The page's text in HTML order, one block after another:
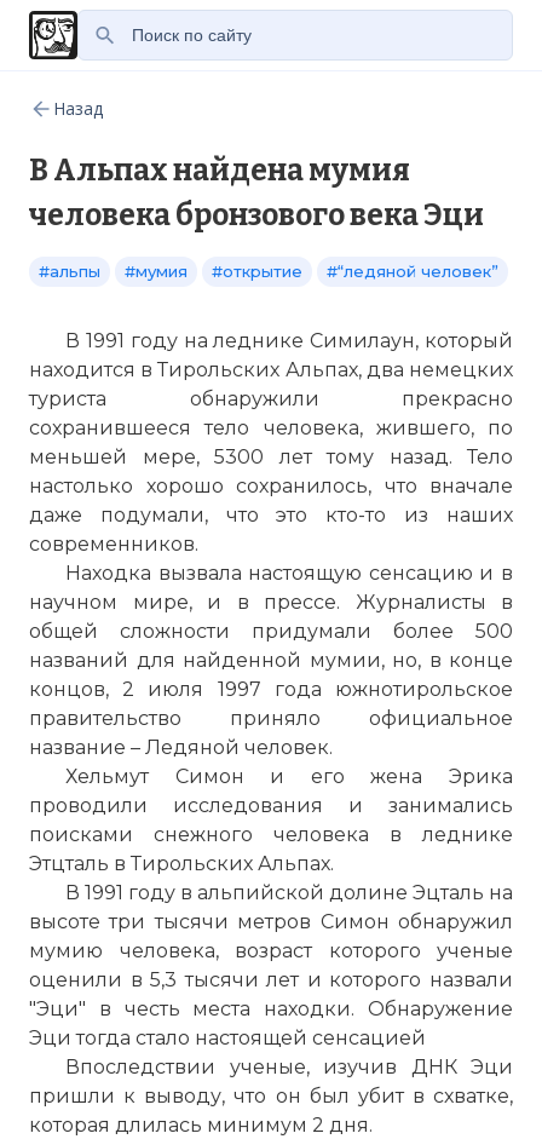
Назад
В Альпах найдена мумия
человека бронзового века Эци
#альпы #мумия #открытие #“ледяной человек”
В 1991 году на леднике Симилаун, который
находится в Тирольских Альпах, два немецких
туриста обнаружили прекрасно
сохранившееся тело человека, жившего, по
меньшей мере, 5300 лет тому назад. Тело
настолько хорошо сохранилось, что вначале
даже подумали, что это кто-то из наших
современников.
Находка вызвала настоящую сенсацию и в
научном мире, и в прессе. Журналисты в
общей сложности придумали более 500
названий для найденной мумии, но, в конце
концов, 2 июля 1997 года южнотирольское
правительство приняло официальное
название – Ледяной человек.
Хельмут Симон и его жена Эрика
проводили исследования и занимались
поисками снежного человека в леднике
Этцталь в Тирольских Альпах.
В 1991 году в альпийской долине Эцталь на
высоте три тысячи метров Симон обнаружил
мумию человека, возраст которого ученые
оценили в 5,3 тысячи лет и которого назвали
"Эци" в честь места находки. Обнаружение
Эци тогда стало настоящей сенсацией
Впоследствии ученые, изучив ДНК Эци
пришли к выводу, что он был убит в схватке,
которая длилась минимум 2 дня.